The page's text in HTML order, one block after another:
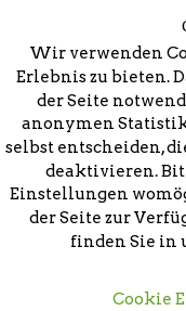
Wir verwenden
Erlebnis zu bieten.
der Seite
anonymen
selbst entscheiden,
deaktivieren.
Einstellungen
der Seite zur
finden Sie in
Cookie